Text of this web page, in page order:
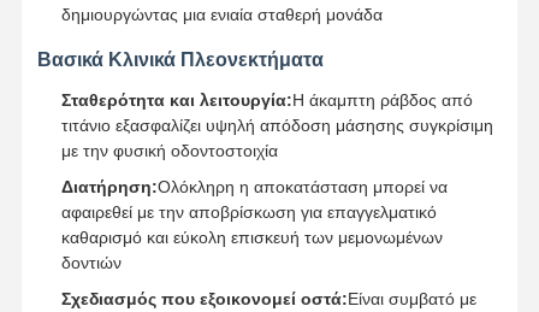
Έλεγχος
Συνομιλία
Τώρα
δημιουργώντας μια ενιαία σταθερή μονάδα
Βασικά Κλινικά Πλεονεκτήματα
Σταθερότητα και λειτουργία:Η άκαμπτη ράβδος από
τιτάνιο εξασφαλίζει υψηλή απόδοση μάσησης συγκρίσιμη
με την φυσική οδοντοστοιχία
Διατήρηση:Ολόκληρη η αποκατάσταση μπορεί να
αφαιρεθεί με την αποβρίσκωση για επαγγελματικό
καθαρισμό και εύκολη επισκευή των μεμονωμένων
δοντιών
Σχεδιασμός που εξοικονομεί οστά:Είναι συμβατό με